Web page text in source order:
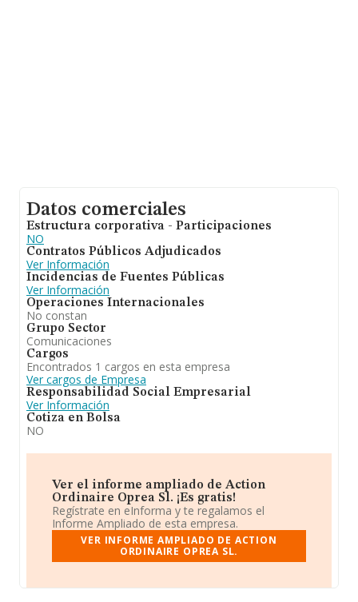
Datos comerciales
Estructura corporativa - Participaciones
NO
Contratos Públicos Adjudicados
Ver Información
Incidencias de Fuentes Públicas
Ver Información
Operaciones Internacionales
No constan
Grupo Sector
Comunicaciones
Cargos
Encontrados 1 cargos en esta empresa
Ver cargos de Empresa
Responsabilidad Social Empresarial
Ver Información
Cotiza en Bolsa
NO
Ver el informe ampliado de Action
Ordinaire Oprea Sl. ¡Es gratis!
Regístrate en eInforma y te regalamos el
Informe Ampliado de esta empresa.
VER INFORME AMPLIADO DE ACTION
ORDINAIRE OPREA SL.